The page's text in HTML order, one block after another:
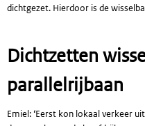
dichtgezet. Hierdoor is de
Dichtzetten
parallelrijbaan
Emiel: ‘Eerst kon lokaal verkeer